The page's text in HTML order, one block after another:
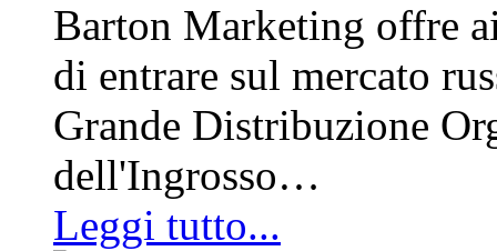
Barton Marketing offre
di entrare sul mercato
Grande Distribuzione
dell'Ingrosso…
Leggi tutto...